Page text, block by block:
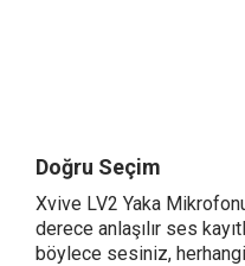
Doğru Seçim
Xvive LV2 Yaka
derece anlaşılır ses
böylece sesiniz,